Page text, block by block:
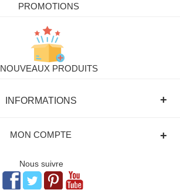
PROMOTIONS
NOUVEAUX PRODUITS
+
INFORMATIONS
+
MON COMPTE
Nous suivre